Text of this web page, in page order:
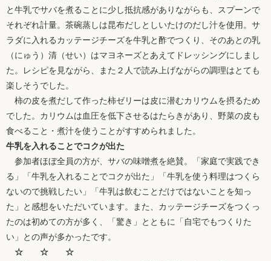
と牛乳でサバを煮ることに少し抵抗感がありながらも、スプーンで
それぞれ計量。茶碗蒸しは昆布だしとしいたけのだし汁を使用。サ
ラダに入れるカッテージチーズを牛乳と酢でつくり、そのあとの乳
（にゅう）清（せい）はマヨネーズとあえてドレッシングにしまし
た。レシピを見ながら、また２人で読み上げながらの調理はとても
楽しそうでした。
柿の皮を煮だして作った柿ゼリーは皮に潜むカリウムを摂るため
でした。カリウムは血圧を低下させるはたらきがあり、野菜の皮も
食べること・煮汁を使うことがすすめられました。
牛乳を入れることでコクが出た
参加者ほぼ全員の方が、サバの味噌煮を絶賛。「家庭で実践でき
る」「牛乳を入れることでコクが出た」「牛乳を使う料理はつくら
ないので挑戦したい」「牛乳は飲むことだけではないことを知っ
た」と感想をいただいています。また、カッテージチーズをつくっ
たのは初めての方が多く、「驚き」とともに「自宅でもつくりた
い」との声が多かったです。
☆ ☆ ☆